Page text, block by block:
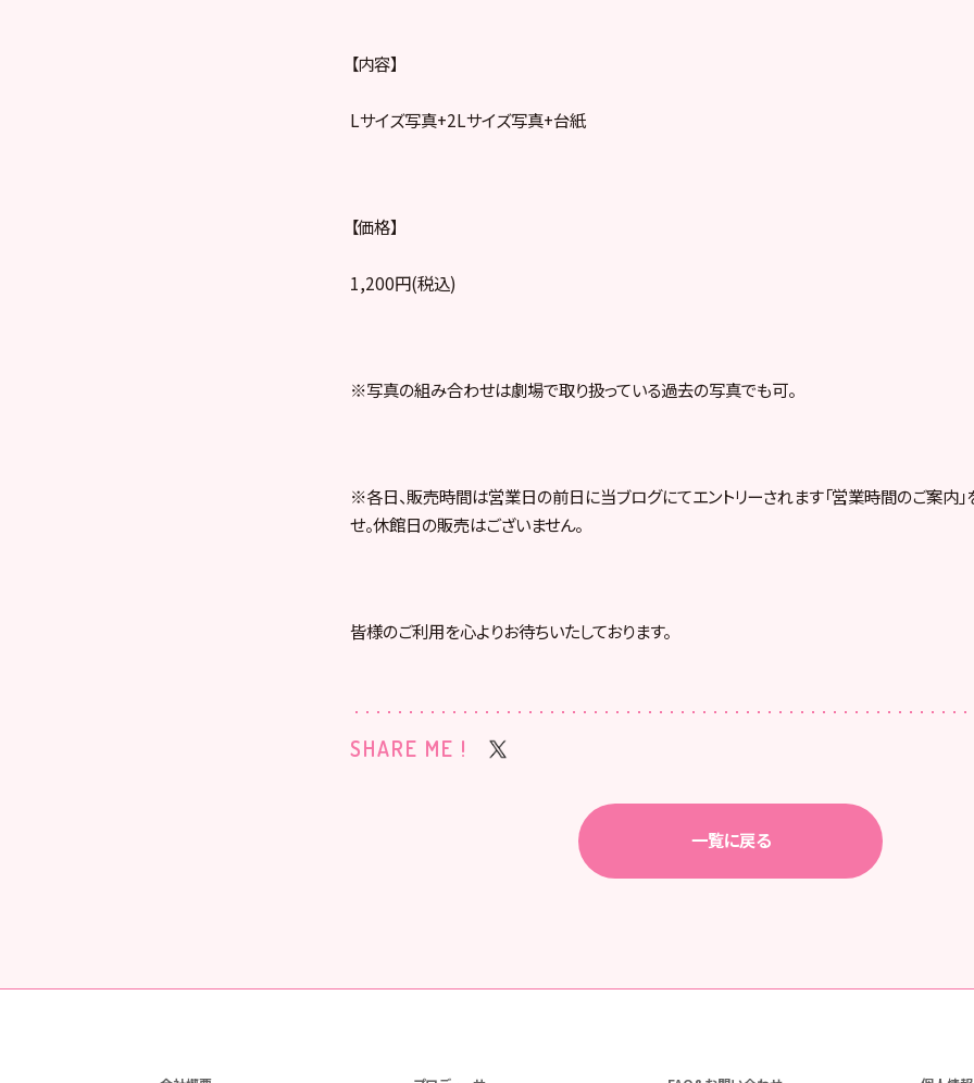
【内容】
Lサイズ写真+2Lサイズ写真+台紙
【価格】
1,200円(税込)
※写真の組み合わせは劇場で取り扱っている過去の写真でも可。
※各日、販売時間は営業日の前日に当ブログにてエントリーされます「営業時間のご案内」
せ。休館日の販売はございません。
皆様のご利用を心よりお待ちいたしております。
SHARE ME !
一覧に戻る